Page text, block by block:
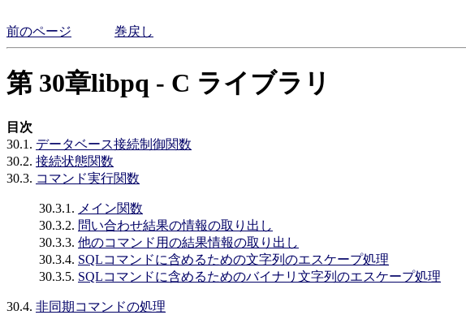
前のページ
巻戻し
第 30章libpq - C ライブラリ
目次
30.1. データベース接続制御関数
30.2. 接続状態関数
30.3. コマンド実行関数
30.3.1. メイン関数
30.3.2. 問い合わせ結果の情報の取り出し
30.3.3. 他のコマンド用の結果情報の取り出し
30.3.4. SQLコマンドに含めるための文字列のエスケープ処理
30.3.5. SQLコマンドに含めるためのバイナリ文字列のエスケープ処理
30.4. 非同期コマンドの処理